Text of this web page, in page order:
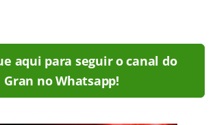
aqui para seguir o canal do
Gran no Whatsapp!